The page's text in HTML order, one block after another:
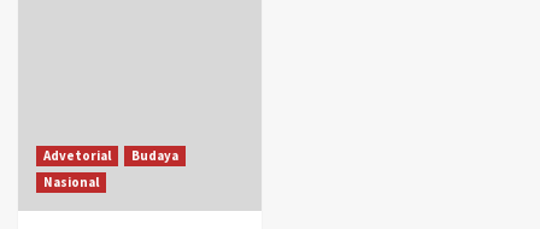
Advetorial
Budaya
Nasional